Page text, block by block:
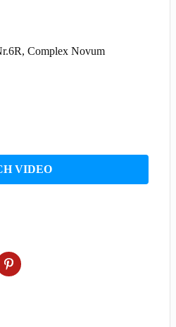
Complex Novum
VIDEO